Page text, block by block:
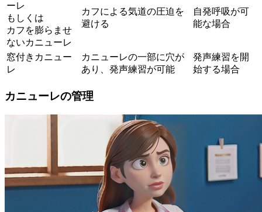
ーレ
もしくは
カフを膨らませ
ないカニューレ
カフによる気道の圧迫を
避ける
自発呼吸が可
能な場合
窓付きカニュー
レ
カニューレの一部に穴が
あり、発声練習が可能
発声練習を開
始する場合
カニューレの管理